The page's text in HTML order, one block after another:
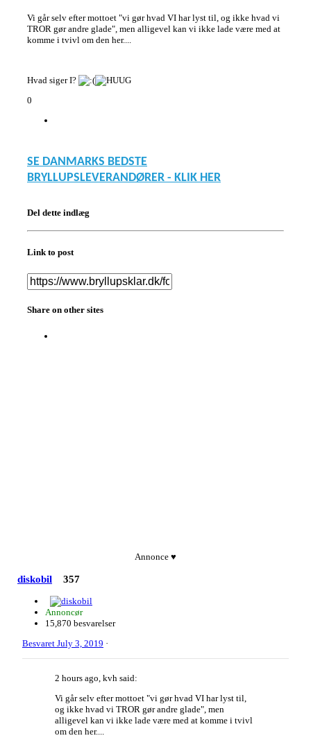
Vi går selv efter mottoet "vi gør hvad VI har lyst til, og ikke hvad vi
TROR gør andre glade", men alligevel kan vi ikke lade være med at
komme i tvivl om den her....
Hvad siger I?
0
SE DANMARKS BEDSTE
BRYLLUPSLEVERANDØRER - KLIK HER
Del dette indlæg
Link to post
Share on other sites
Annonce ♥
diskobil 357
Annoncør
15,870 besvarelser
Besvaret July 3, 2019 ·
2 hours ago, kvh said:
Vi går selv efter mottoet "vi gør hvad VI har lyst til,
og ikke hvad vi TROR gør andre glade", men
alligevel kan vi ikke lade være med at komme i tvivl
om den her....